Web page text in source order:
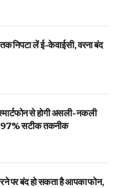
लें ई-केवाईसी, वरना बंद
से होगी असली-नकली
97% सटीक तकनीक
पर बंद हो सकता है आपका फोन,